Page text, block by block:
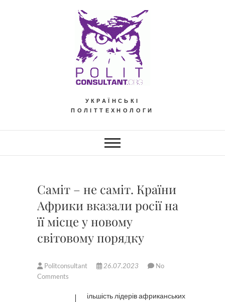
УКРАЇНСЬКІ
ПОЛІТТЕХНОЛОГИ
Саміт – не саміт. Країни
Африки вказали росії на
її місце у новому
світовому порядку
Politconsultant 26.07.2023
No
Comments